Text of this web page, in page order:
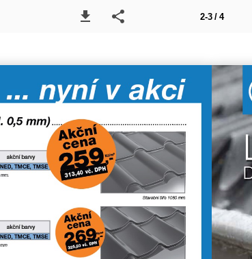
2-3 / 4